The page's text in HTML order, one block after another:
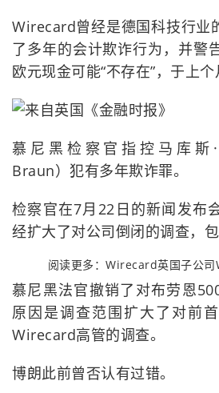
Wirecard曾经是德国科技行业
了多年的会计欺诈行为，并警
欧元现金可能“不存在”，于上个
慕尼黑检察官指控马库斯
Braun）犯有多年欺诈罪。
检察官在7月22日的新闻发布
经扩大了对公司倒闭的调查，包
阅读更多：Wirecard英国子公司
慕尼黑法官撤销了对布劳恩
原因是调查范围扩大了对前
Wirecard高管的调查。
博朗此前曾否认有过错。